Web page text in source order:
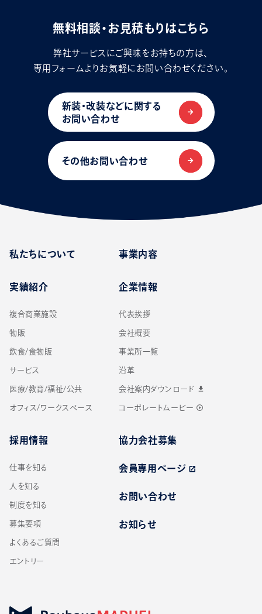
無料相談・お見積もりはこちら
弊社サービスにご興味をお持ちの方は、
専用フォームよりお気軽にお問い合わせください。
新装・改装などに関する
お問い合わせ
その他お問い合わせ
私たちについて
実績紹介
複合商業施設
物販
飲食/食物販
サービス
医療/教育/福祉/公共
オフィス/ワークスペース
事業内容
企業情報
代表挨拶
会社概要
事業所一覧
沿革
会社案内ダウンロード download
コーポレートムービー play_circle_outline
採用情報
仕事を知る
人を知る
制度を知る
募集要項
よくあるご質問
エントリー
協力会社募集
会員専用ページ open_in_new
お問い合わせ
お知らせ